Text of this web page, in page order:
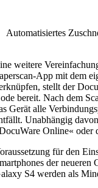
Automatisiertes
weitere
App mit dem
stellt der
bereit. Nach dem
Gerät alle
Unabhängig
Online« oder
für den
der neueren
S4 werden als